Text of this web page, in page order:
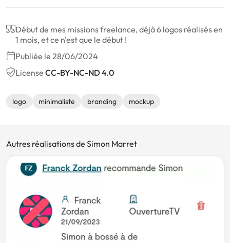
Début de mes missions freelance, déjà 6 logos réalisés en
1 mois, et ce n'est que le début !
Publiée le 28/06/2024
License CC-BY-NC-ND 4.0
logo minimaliste branding mockup
Autres réalisations de Simon Marret